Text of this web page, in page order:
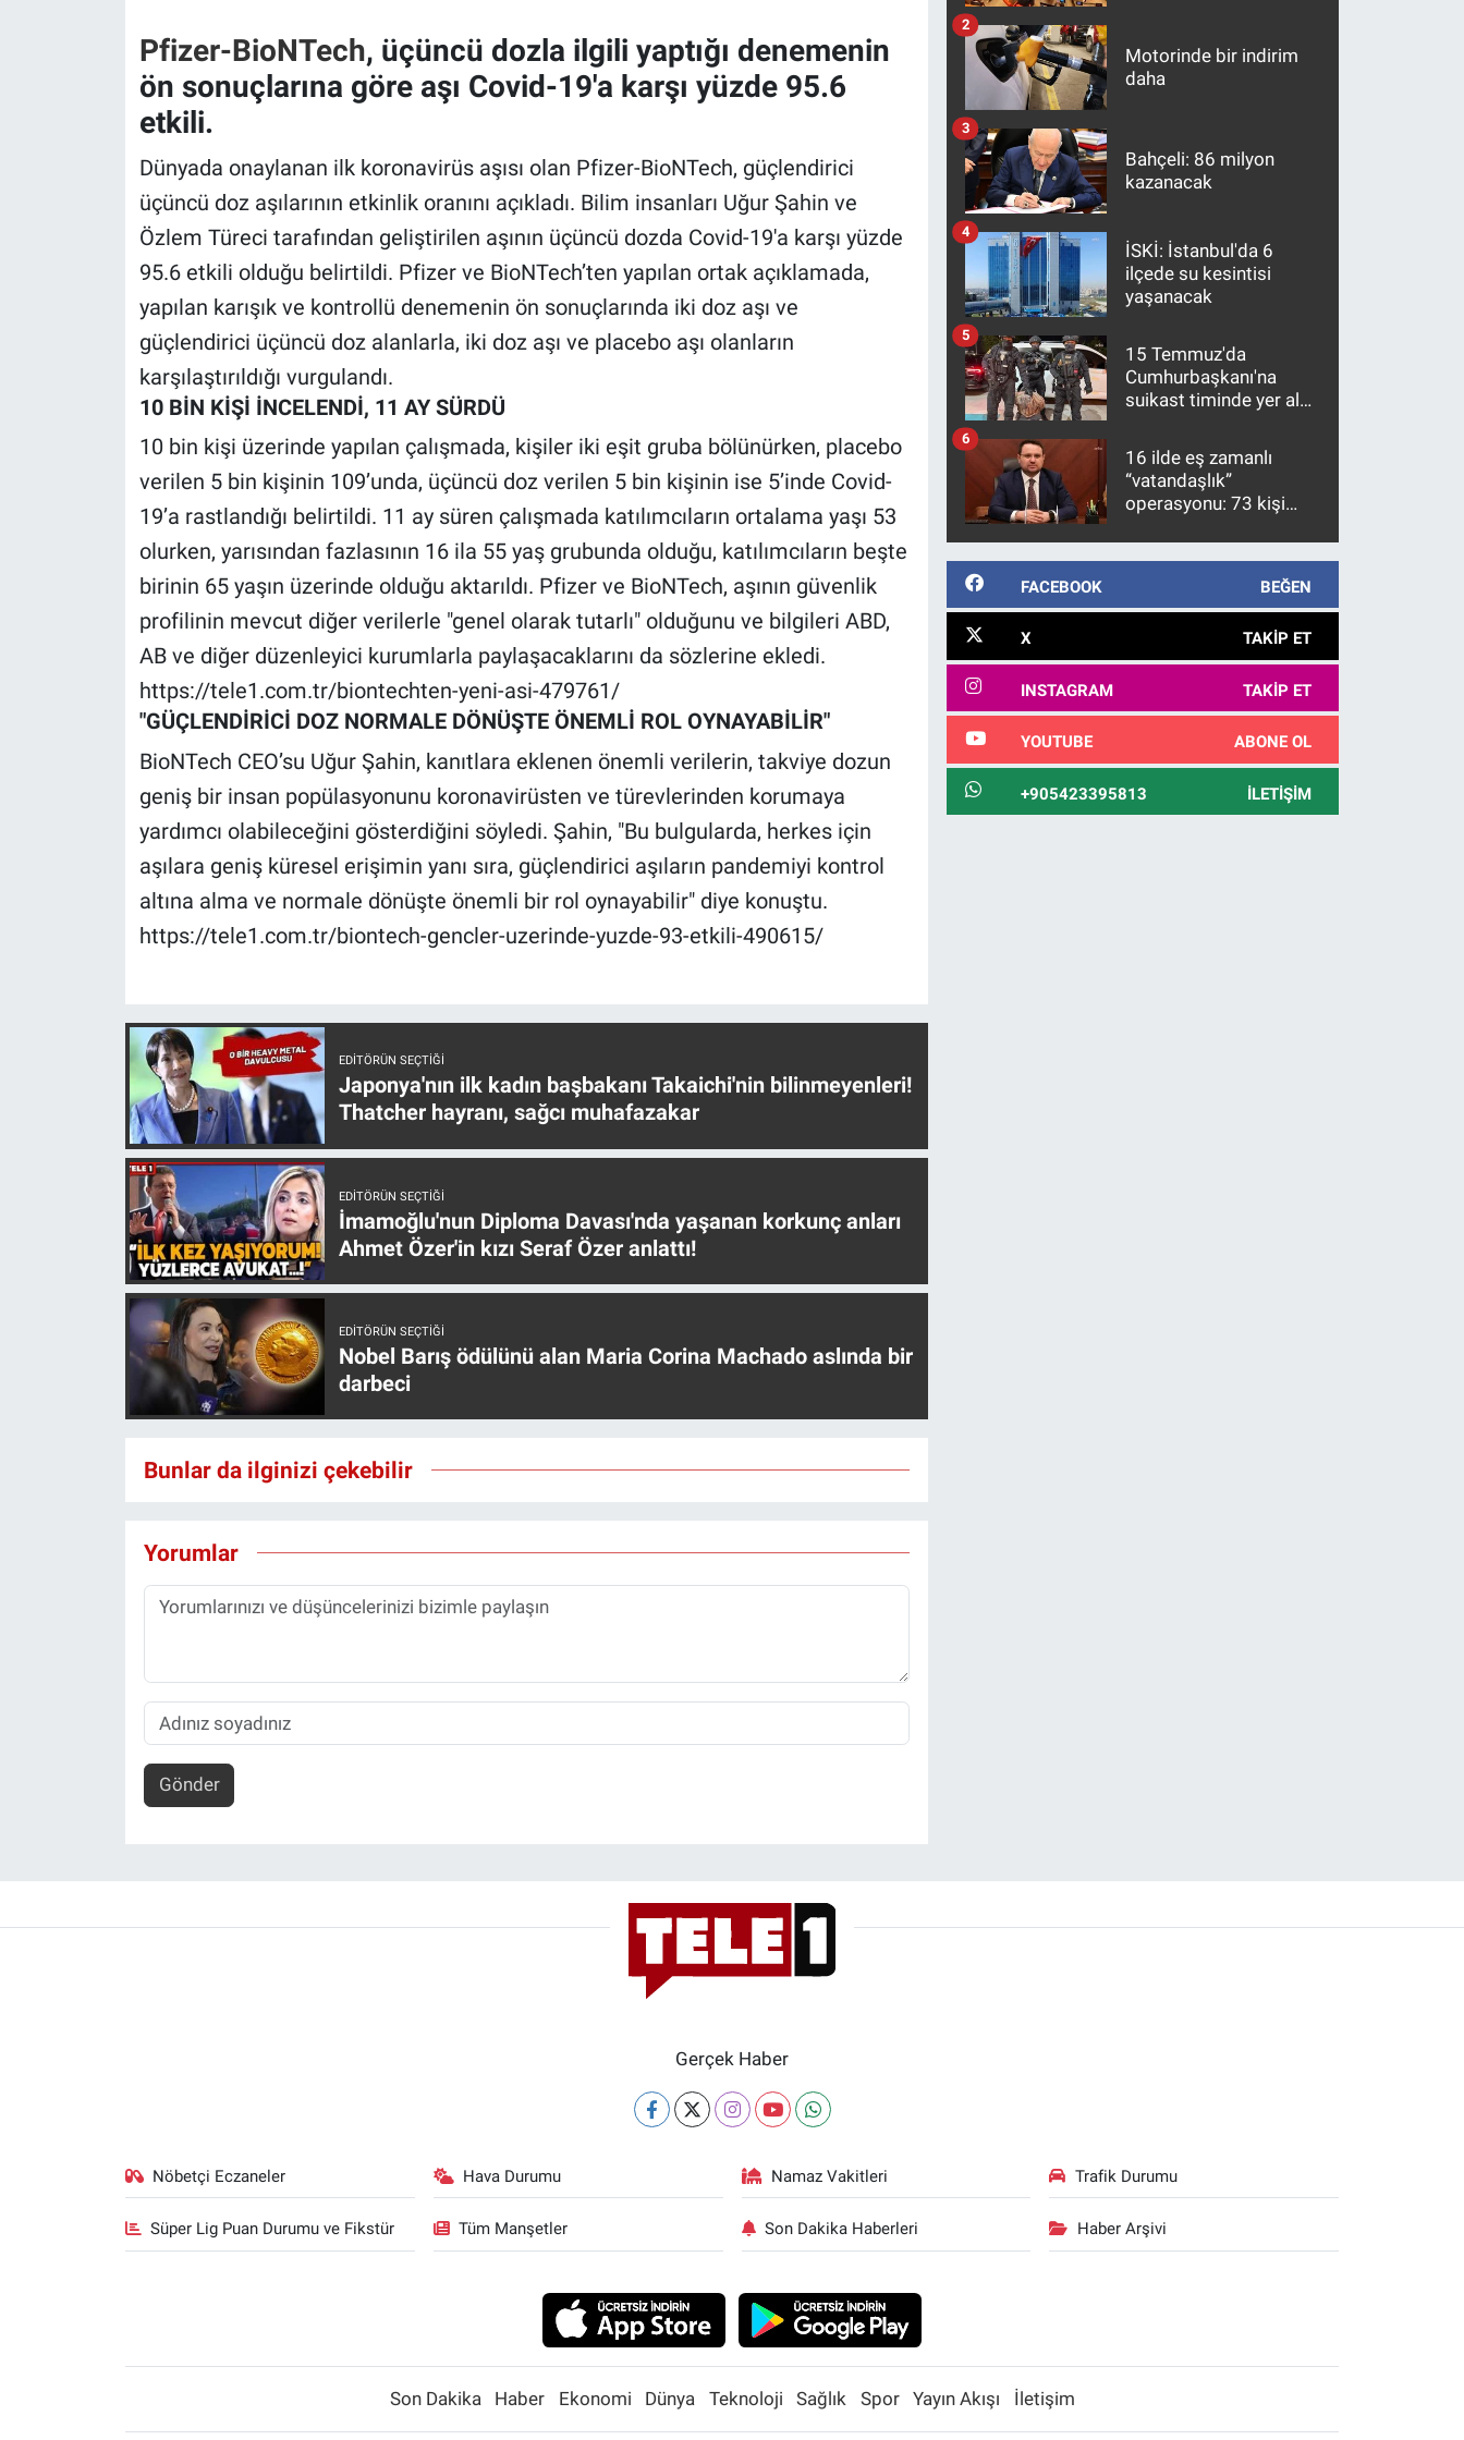
Pfizer-BioNTech, üçüncü dozla ilgili yaptığı denemenin
ön sonuçlarına göre aşı Covid-19'a karşı yüzde 95.6
etkili.
Dünyada onaylanan ilk koronavirüs aşısı olan Pfizer-BioNTech, güçlendirici
üçüncü doz aşılarının etkinlik oranını açıkladı. Bilim insanları Uğur Şahin ve
Özlem Türeci tarafından geliştirilen aşının üçüncü dozda Covid-19'a karşı yüzde
95.6 etkili olduğu belirtildi. Pfizer ve BioNTech’ten yapılan ortak açıklamada,
yapılan karışık ve kontrollü denemenin ön sonuçlarında iki doz aşı ve
güçlendirici üçüncü doz alanlarla, iki doz aşı ve placebo aşı olanların
karşılaştırıldığı vurgulandı.
10 BİN KİŞİ İNCELENDİ, 11 AY SÜRDÜ
10 bin kişi üzerinde yapılan çalışmada, kişiler iki eşit gruba bölünürken, placebo
verilen 5 bin kişinin 109’unda, üçüncü doz verilen 5 bin kişinin ise 5’inde Covid-
19’a rastlandığı belirtildi. 11 ay süren çalışmada katılımcıların ortalama yaşı 53
olurken, yarısından fazlasının 16 ila 55 yaş grubunda olduğu, katılımcıların beşte
birinin 65 yaşın üzerinde olduğu aktarıldı. Pfizer ve BioNTech, aşının güvenlik
profilinin mevcut diğer verilerle "genel olarak tutarlı" olduğunu ve bilgileri ABD,
AB ve diğer düzenleyici kurumlarla paylaşacaklarını da sözlerine ekledi.
https://tele1.com.tr/biontechten-yeni-asi-479761/
"GÜÇLENDİRİCİ DOZ NORMALE DÖNÜŞTE ÖNEMLİ ROL OYNAYABİLİR"
BioNTech CEO’su Uğur Şahin, kanıtlara eklenen önemli verilerin, takviye dozun
geniş bir insan popülasyonunu koronavirüsten ve türevlerinden korumaya
yardımcı olabileceğini gösterdiğini söyledi. Şahin, "Bu bulgularda, herkes için
aşılara geniş küresel erişimin yanı sıra, güçlendirici aşıların pandemiyi kontrol
altına alma ve normale dönüşte önemli bir rol oynayabilir" diye konuştu.
https://tele1.com.tr/biontech-gencler-uzerinde-yuzde-93-etkili-490615/
EDITÖRÜN SEÇTIĞI
Japonya'nın ilk kadın başbakanı Takaichi'nin bilinmeyenleri!
Thatcher hayranı, sağcı muhafazakar
EDITÖRÜN SEÇTIĞI
İmamoğlu'nun Diploma Davası'nda yaşanan korkunç anları
Ahmet Özer'in kızı Seraf Özer anlattı!
EDITÖRÜN SEÇTIĞI
Nobel Barış ödülünü alan Maria Corina Machado aslında bir
darbeci
Bunlar da ilginizi çekebilir
Yorumlar
Gönder
Motorinde bir indirim
daha
2
Bahçeli: 86 milyon
kazanacak
3
İSKİ: İstanbul'da 6
ilçede su kesintisi
yaşanacak
4
15 Temmuz'da
Cumhurbaşkanı'na
suikast timinde yer alan
10 yıl sonra yakalandı
5
16 ilde eş zamanlı
“vatandaşlık”
operasyonu: 73 kişi
6
FACEBOOK BEĞEN
X TAKIP ET
INSTAGRAM TAKIP ET
YOUTUBE ABONE OL
+905423395813 İLETIŞIM
Gerçek Haber
Nöbetçi Eczaneler Hava Durumu Namaz Vakitleri Trafik Durumu
Süper Lig Puan Durumu ve Fikstür Tüm Manşetler Son Dakika Haberleri Haber Arşivi
Son Dakika Haber Ekonomi Dünya Teknoloji Sağlık Spor Yayın Akışı İletişim
Gündem Özel
Günün görüntüsü
Koronavirüs
Kültür Sanat
Ne demişti
Teknoloji
Türkiye'nin Geleceği
Türkiye'nin Gündemi
Yerel Gündem
Canlı Yayın